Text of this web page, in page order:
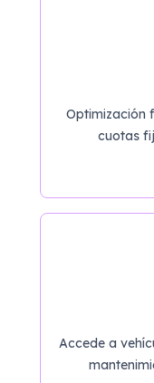
Optimización
cuotas
Accede a